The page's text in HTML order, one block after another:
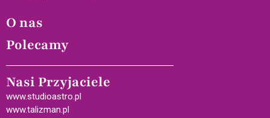
O nas
Polecamy
Nasi Przyjaciele
www.studioastro.pl
www.talizman.pl